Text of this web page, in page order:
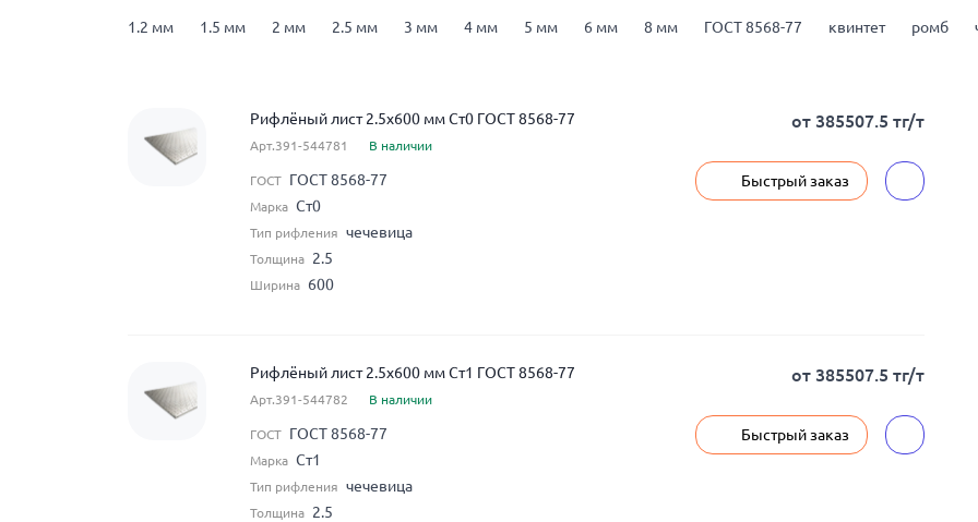
1.2 мм 1.5 мм 2 мм 2.5 мм 3 мм 4 мм 5 мм 6 мм 8 мм ГОСТ 8568-77 квинтет ромб
Рифлёный лист 2.5x600 мм Ст0 ГОСТ 8568-77
Арт.391-544781 В наличии
ГОСТ ГОСТ 8568-77
Марка Ст0
Тип рифления чечевица
Толщина 2.5
Ширина 600
от 385507.5 тг/т
Быстрый заказ
Рифлёный лист 2.5x600 мм Ст1 ГОСТ 8568-77
Арт.391-544782 В наличии
ГОСТ ГОСТ 8568-77
Марка Ст1
Тип рифления чечевица
Толщина 2.5
от 385507.5 тг/т
Быстрый заказ